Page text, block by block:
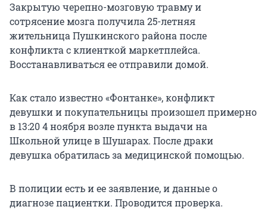
Закрытую черепно-мозговую травму и
сотрясение мозга получила 25-летняя
жительница Пушкинского района после
конфликта с клиенткой маркетплейса.
Восстанавливаться ее отправили домой.
Как стало известно «Фонтанке», конфликт
девушки и покупательницы произошел примерно
в 13:20 4 ноября возле пункта выдачи на
Школьной улице в Шушарах. После драки
девушка обратилась за медицинской помощью.
В полиции есть и ее заявление, и данные о
диагнозе пациентки. Проводится проверка.